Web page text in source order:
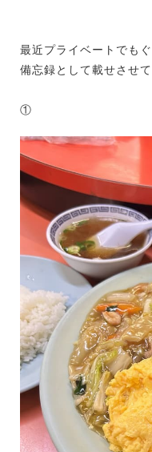
最近プライベートでも
備忘録として載せさせ
①